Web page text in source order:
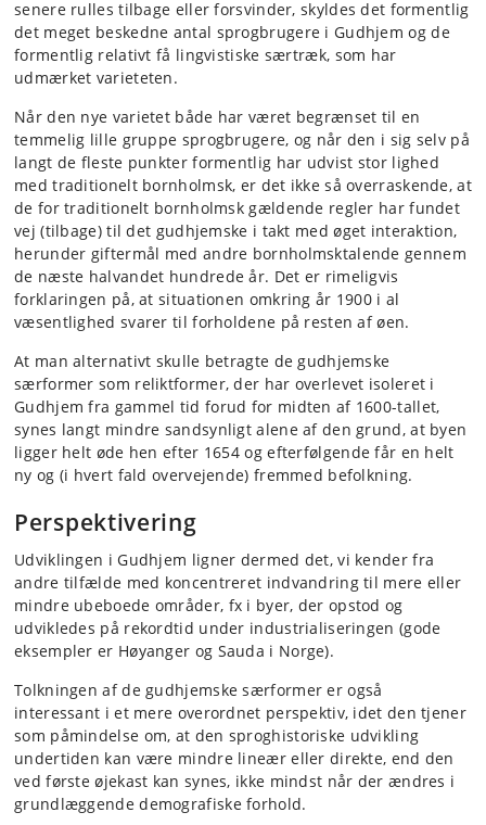
senere rulles tilbage eller forsvinder, skyldes det formentlig
det meget beskedne antal sprogbrugere i Gudhjem og de
formentlig relativt få lingvistiske særtræk, som har
udmærket varieteten.
Når den nye varietet både har været begrænset til en
temmelig lille gruppe sprogbrugere, og når den i sig selv på
langt de fleste punkter formentlig har udvist stor lighed
med traditionelt bornholmsk, er det ikke så overraskende, at
de for traditionelt bornholmsk gældende regler har fundet
vej (tilbage) til det gudhjemske i takt med øget interaktion,
herunder giftermål med andre bornholmsktalende gennem
de næste halvandet hundrede år. Det er rimeligvis
forklaringen på, at situationen omkring år 1900 i al
væsentlighed svarer til forholdene på resten af øen.
At man alternativt skulle betragte de gudhjemske
særformer som reliktformer, der har overlevet isoleret i
Gudhjem fra gammel tid forud for midten af 1600-tallet,
synes langt mindre sandsynligt alene af den grund, at byen
ligger helt øde hen efter 1654 og efterfølgende får en helt
ny og (i hvert fald overvejende) fremmed befolkning.
Perspektivering
Udviklingen i Gudhjem ligner dermed det, vi kender fra
andre tilfælde med koncentreret indvandring til mere eller
mindre ubeboede områder, fx i byer, der opstod og
udvikledes på rekordtid under industrialiseringen (gode
eksempler er Høyanger og Sauda i Norge).
Tolkningen af de gudhjemske særformer er også
interessant i et mere overordnet perspektiv, idet den tjener
som påmindelse om, at den sproghistoriske udvikling
undertiden kan være mindre lineær eller direkte, end den
ved første øjekast kan synes, ikke mindst når der ændres i
grundlæggende demografiske forhold.